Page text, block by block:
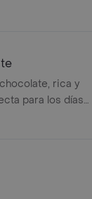
rica y
para los días